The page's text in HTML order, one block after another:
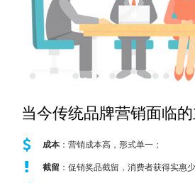
当今传统品牌营销面临
成本 ：营销成本高，形式单一；
截留 ：促销奖品截留，消费者获得实惠少